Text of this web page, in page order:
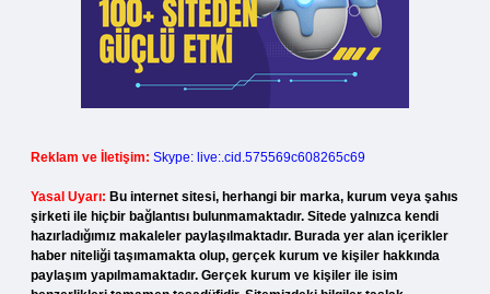
Reklam ve İletişim: Skype: live:.cid.575569c608265c69
Yasal Uyarı: Bu internet sitesi, herhangi bir marka, kurum veya şahıs
şirketi ile hiçbir bağlantısı bulunmamaktadır. Sitede yalnızca kendi
hazırladığımız makaleler paylaşılmaktadır. Burada yer alan içerikler
haber niteliği taşımamakta olup, gerçek kurum ve kişiler hakkında
paylaşım yapılmamaktadır. Gerçek kurum ve kişiler ile isim